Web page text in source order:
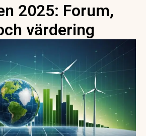
2025: Forum,
värdering